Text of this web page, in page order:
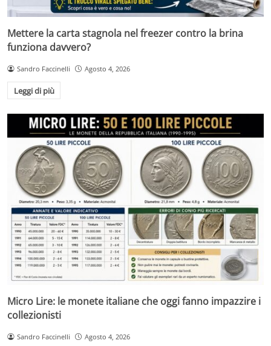
Mettere la carta stagnola nel freezer contro la brina
funziona davvero?
Sandro Faccinelli Agosto 4, 2026
Leggi di più
Micro Lire: le monete italiane che oggi fanno impazzire i
collezionisti
Sandro Faccinelli Agosto 4, 2026